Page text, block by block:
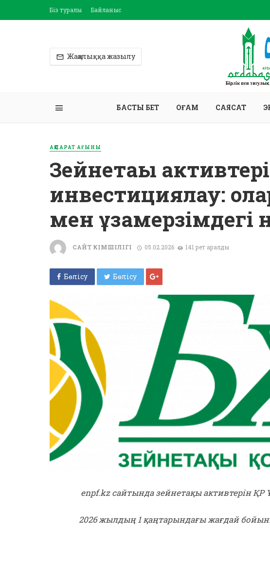
Біз туралы Байланыс
Жаңалыққа жазылу
БАСТЫ БЕТ ҚОҒАМ САЯСАТ
АҚПАРАТ АҒЫНЫ
Зейнетақы
инвестициялау:
мен ұзақмерзімдегі
САЙТ ӘКІМШІЛІГІ 05.02.2026 141 рет қаралды
Бөлісу Бөлісу
enpf.kz сайтында зейнетақы активтерін
2026 жылдың 1 қаңтарындағы жағдай